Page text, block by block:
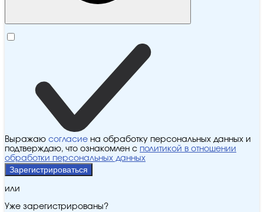
Выражаю согласие на обработку персональных данных и
подтверждаю, что ознакомлен с политикой в отношении
обработки персональных данных
Зарегистрироваться
или
Уже зарегистрированы?